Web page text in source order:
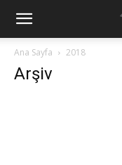
Ana Sayfa 2018
Arşiv